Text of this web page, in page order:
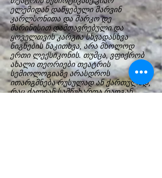
ელემიდან დაწყებული მარვინ
კარლსონითა და მარკო დე
მარინისით დამთავრებული და
ყოველთვის კარგია სხვადასხვა
წიგნების წაკითხვა, არა მხოლოდ
ერთი ლექსიკონის. თუმცა, ვფიქრობ
ახალი თეორიები თეატრის
სემიოლოგიაზე არასდროს
ითარგმნება რუსულად ან ქართულად,
რაც ძალიან სამწუხაროა რადგან